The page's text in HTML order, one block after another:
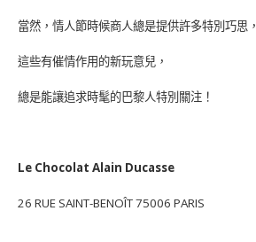
當然，情人節時候商人總是提供許多特別巧思，
這些有催情作用的新玩意兒，
總是能讓追求時髦的巴黎人特別關注！
Le Chocolat Alain Ducasse
26 RUE SAINT-BENOÎT 75006 PARIS